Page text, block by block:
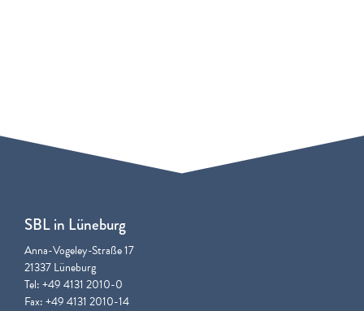
SBL in Lüneburg
Anna-Vogeley-Straße 17
21337 Lüneburg
Tel: +49 4131 2010-0
Fax: +49 4131 2010-14